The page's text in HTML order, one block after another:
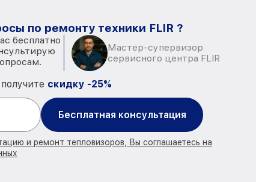
по ремонту техники FLIR ?
бесплатно
Мастер-супервизор
сервисного центра FLIR
скидку -25%
Бесплатная консультация
и ремонт тепловизоров, Вы соглашаетесь на